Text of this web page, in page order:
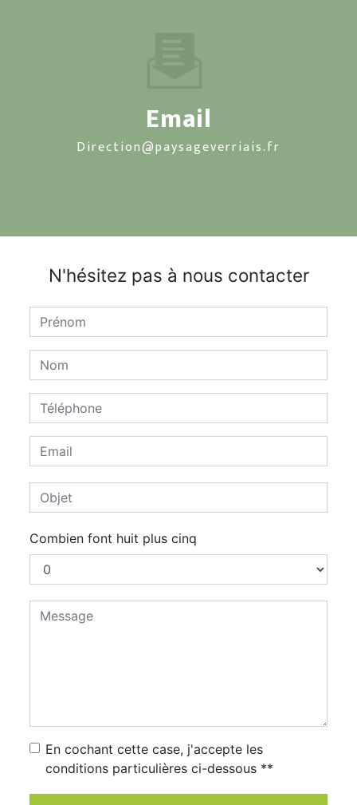
Email
direction@paysageverriais.fr
N'hésitez pas à nous contacter
Combien font huit plus cinq
En cochant cette case, j'accepte les
conditions particulières ci-dessous **